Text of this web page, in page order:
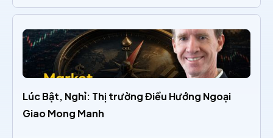
Lúc Bật, Nghỉ: Thị trường Điều Hướng Ngoại
Giao Mong Manh